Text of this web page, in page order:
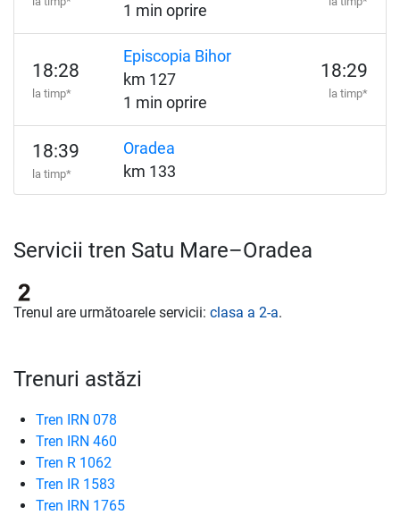
1 min oprire
18:28
la timp*
Episcopia Bihor
km 127
1 min oprire
18:29
la timp*
18:39
la timp*
Oradea
km 133
Servicii tren Satu Mare–Oradea
Trenul are următoarele servicii: clasa a 2-a.
Trenuri astăzi
Tren IRN 078
Tren IRN 460
Tren R 1062
Tren IR 1583
Tren IRN 1765